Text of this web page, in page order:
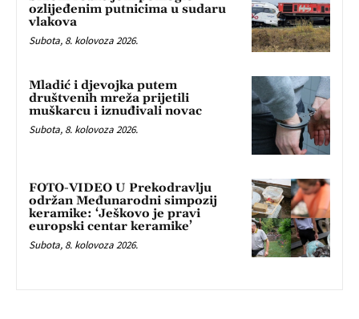
ozlijeđenim putnicima u sudaru
vlakova
Subota, 8. kolovoza 2026.
Mladić i djevojka putem
društvenih mreža prijetili
muškarcu i iznuđivali novac
Subota, 8. kolovoza 2026.
FOTO-VIDEO U Prekodravlju
održan Međunarodni simpozij
keramike: ‘Ješkovo je pravi
europski centar keramike’
Subota, 8. kolovoza 2026.